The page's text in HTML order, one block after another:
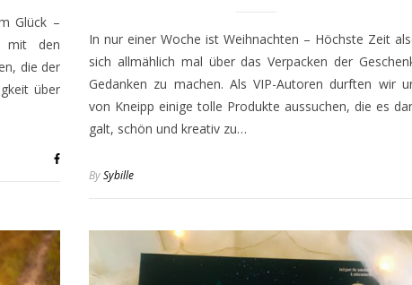
Glück –
mit den
die der
über
In nur einer Woche ist Weihnachten – Höchste Zeit
sich allmählich mal über das Verpacken der
Gedanken zu machen. Als VIP-Autoren durften wir
von Kneipp einige tolle Produkte aussuchen, die es
galt, schön und kreativ zu…
BySybille